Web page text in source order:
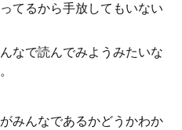
てるから手放してもいない
なで読んでみようみたいな
みんなであるかどうかわか